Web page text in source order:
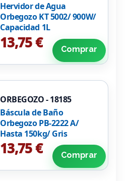
Hervidor de Agua
Orbegozo KT 5002/ 900W/
Capacidad 1L
13,75 € Comprar
ORBEGOZO - 18185
Báscula de Baño
Orbegozo PB-2222 A/
Hasta 150kg/ Gris
13,75 € Comprar